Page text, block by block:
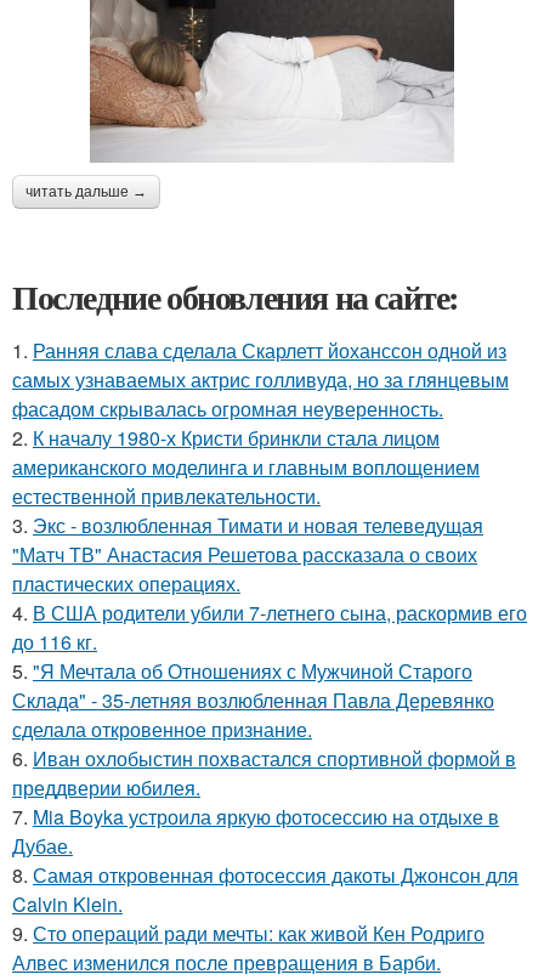
читать дальше →
Последние обновления на сайте:
1. Ранняя слава сделала Скарлетт йоханссон одной из
самых узнаваемых актрис голливуда, но за глянцевым
фасадом скрывалась огромная неуверенность.
2. К началу 1980-х Кристи бринкли стала лицом
американского моделинга и главным воплощением
естественной привлекательности.
3. Экс - возлюбленная Тимати и новая телеведущая
"Матч ТВ" Анастасия Решетова рассказала о своих
пластических операциях.
4. В США родители убили 7-летнего сына, раскормив его
до 116 кг.
5. "Я Мечтала об Отношениях с Мужчиной Старого
Склада" - 35-летняя возлюбленная Павла Деревянко
сделала откровенное признание.
6. Иван охлобыстин похвастался спортивной формой в
преддверии юбилея.
7. Mia Boyka устроила яркую фотосессию на отдыхе в
Дубае.
8. Самая откровенная фотосессия дакоты Джонсон для
Calvin Klein.
9. Сто операций ради мечты: как живой Кен Родриго
Алвес изменился после превращения в Барби.